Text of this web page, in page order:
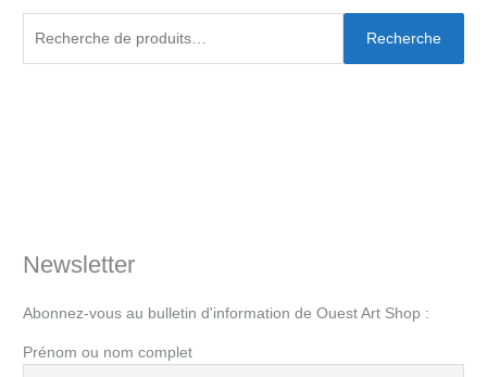
Recherche
Newsletter
Abonnez-vous au bulletin d'information de Ouest Art Shop :
Prénom ou nom complet